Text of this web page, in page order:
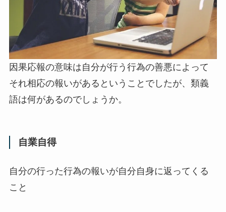
因果応報の意味は自分が行う行為の善悪によって
それ相応の報いがあるということでしたが、類義
語は何があるのでしょうか。
自業自得
自分の行った行為の報いが自分自身に返ってくる
こと